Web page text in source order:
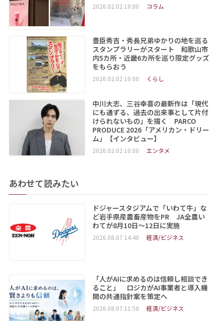
2026.02.02 10:00 コラム
豊臣秀吉・秀長兄弟ゆかりの地を巡る
スタンプラリーがスタート 和歌山市
内5カ所・近畿6カ所を巡り限定グッズ
をもらおう
2026.02.02 10:00 くらし
中川大志、三谷幸喜の最新作は「現代
にも通ずる、過去の出来事として片付
けられないもの」を描く PARCO
PRODUCE 2026「アメリカン・ドリー
ム」【インタビュー】
2026.02.02 10:00 エンタメ
あわせて読みたい
ドジャースタジアムで「いわて牛」な
ど岩手県産農畜産物をPR JA全農い
わてが8月10日～12日に実施
2026.08.07 14:40 経済/ビジネス
「人がAIに求めるのは信頼し相談でき
ること」 ロジカがAI事業者と導入機
関の共通指針案を策定へ
2026.08.07 11:50 経済/ビジネス